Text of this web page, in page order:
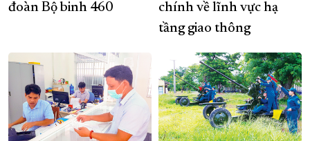
đoàn Bộ binh 460
chính về lĩnh vực hạ
tầng giao thông